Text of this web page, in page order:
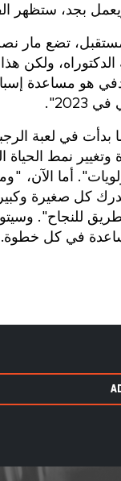
بجد، ستظهر
تضع مار
ولكن هذا
هو مساعدة
بدأت في لعبة
وتغيير نمط الحياة
أما الآن،
كل صغيرة
للنجاح".
في كل خطوة.